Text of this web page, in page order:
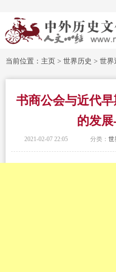
当前位置： 主页 >世界历史 >世界
书商公会与近代
的发
2021-02-07 22:05 分类： 世